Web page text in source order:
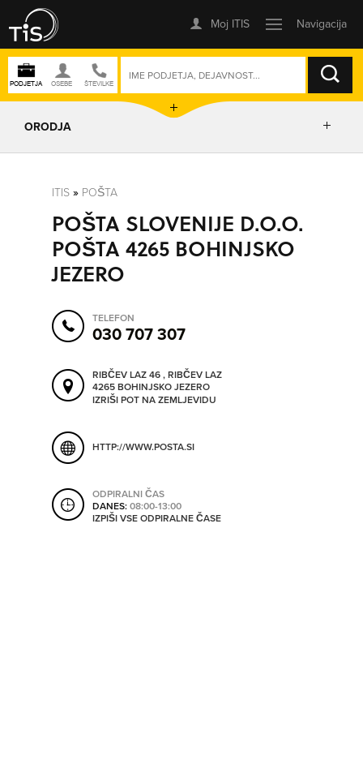
ISKANJE
SO ODPRTA V
ORODJA
POSLOVNE ENOTE
IZRIŠI POT
POŠLJI SMS
ORODJA
ITIS » POŠTA
POŠTA SLOVENIJE D.O.O.
POŠTA 4265 BOHINJSKO
JEZERO
TELEFON
030 707 307
RIBČEV LAZ 46 , RIBČEV LAZ
4265 BOHINJSKO JEZERO
IZRIŠI POT NA ZEMLJEVIDU
HTTP://WWW.POSTA.SI
ODPIRALNI ČAS
DANES:08:00-13:00
IZPIŠI VSE ODPIRALNE ČASE